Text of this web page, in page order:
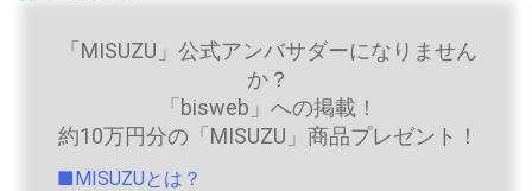
「MISUZU」公式アンバサダーになりません
か？
「bisweb」への掲載！
約10万円分の「MISUZU」商品プレゼント！
■MISUZUとは？